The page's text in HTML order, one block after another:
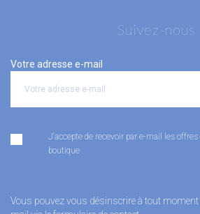
Suivez-nous
Votre adresse e-mail
J'accepte de recevoir par e-mail les
boutique
Vous pouvez vous désinscrire à tout